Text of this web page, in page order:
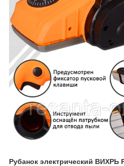
Рубанок электрический ВИХРЬ